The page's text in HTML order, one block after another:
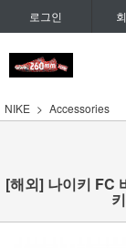
로그인
NIKE Accessories
[해외] 나이키 FC